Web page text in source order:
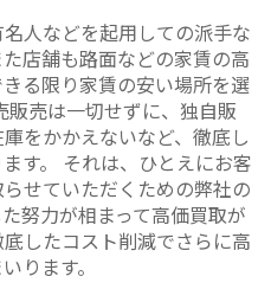
人などを起用しての派手な
店舗も路面などの家賃の高
る限り家賃の安い場所を選
売は一切せずに、独自販
をかかえないなど、徹底し
す。 それは、ひとえにお客
せていただくための弊社の
努力が相まって高価買取が
したコスト削減でさらに高
ります。